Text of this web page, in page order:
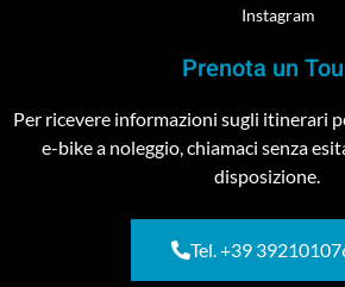
Instagram
Prenota un
Per ricevere informazioni sugli itinerari
e-bike a noleggio, chiamaci senza
disposizione.
Tel. +39